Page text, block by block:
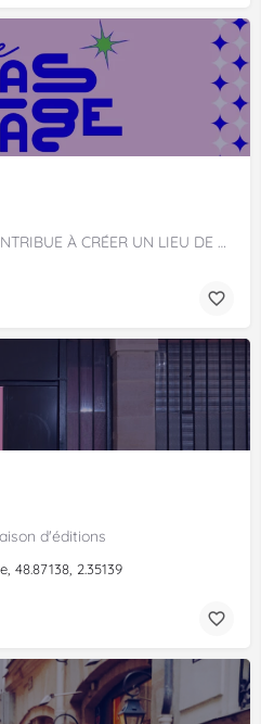
PRENDS LE POUVOIR ET CONTRIBUE À CRÉER UN LIEU DE VIE SOLIDAIRE
d'éditions
48.87138, 2.35139